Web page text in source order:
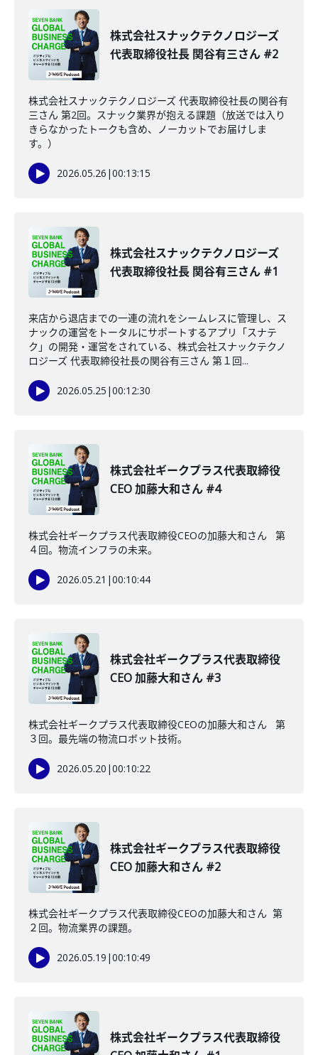
株式会社スナックテクノロジーズ
代表取締役社長 関谷有三さん #2
株式会社スナックテクノロジーズ 代表取締役社長の関谷有
三さん 第2回。スナック業界が抱える課題（放送では入り
きらなかったトークも含め、ノーカットでお届けしま
す。）
2026.05.26 |00:13:15
株式会社スナックテクノロジーズ
代表取締役社長 関谷有三さん #1
来店から退店までの一連の流れをシームレスに管理し、ス
ナックの運営をトータルにサポートするアプリ「スナテ
ク」の開発・運営をされている、株式会社スナックテクノ
ロジーズ 代表取締役社長の関谷有三さん 第１回...
2026.05.25 |00:12:30
株式会社ギークプラス代表取締役
CEO 加藤大和さん #4
株式会社ギークプラス代表取締役CEOの加藤大和さん 第
４回。物流インフラの未来。
2026.05.21 |00:10:44
株式会社ギークプラス代表取締役
CEO 加藤大和さん #3
株式会社ギークプラス代表取締役CEOの加藤大和さん 第
３回。最先端の物流ロボット技術。
2026.05.20 |00:10:22
株式会社ギークプラス代表取締役
CEO 加藤大和さん #2
株式会社ギークプラス代表取締役CEOの加藤大和さん 第
２回。物流業界の課題。
2026.05.19 |00:10:49
株式会社ギークプラス代表取締役